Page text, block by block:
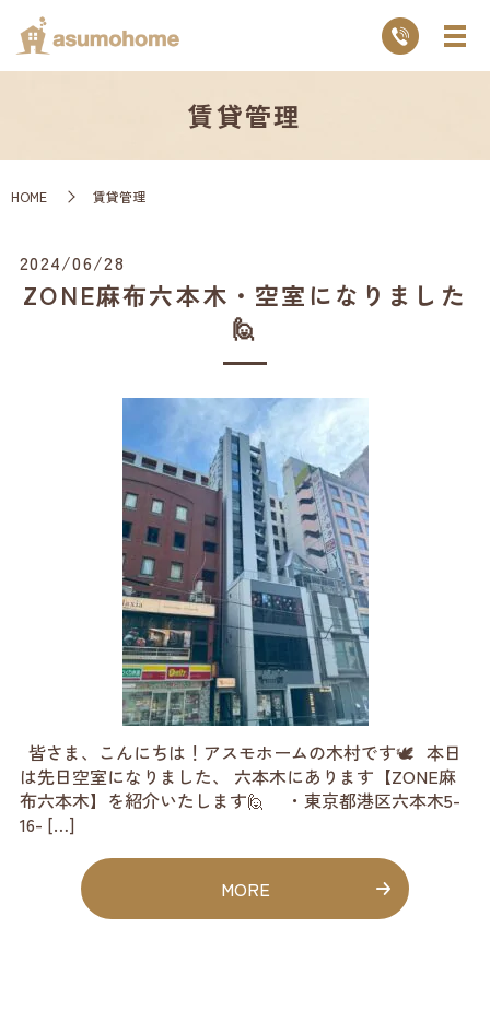
賃貸管理
HOME 賃貸管理
2024/06/28
ZONE麻布六本木・空室になりました
🙋
皆さま、こんにちは！アスモホームの木村です🕊️ 本日
は先日空室になりました、 六本木にあります【ZONE麻
布六本木】を紹介いたします🙋 ・東京都港区六本木5-
16- […]
MORE